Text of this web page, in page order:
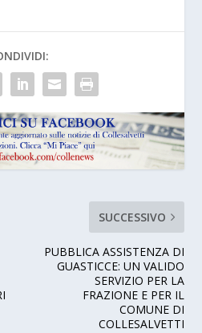
SUCCESSIVO
PUBBLICA ASSISTENZA DI
GUASTICCE: UN VALIDO
SERVIZIO PER LA
FRAZIONE E PER IL
COMUNE DI
COLLESALVETTI